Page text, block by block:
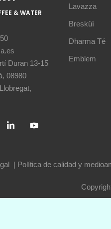
& WATER
Duran 13-15
08980
Lavazza
Bresküì
Dharma Té
Emblem
| Política de calidad y